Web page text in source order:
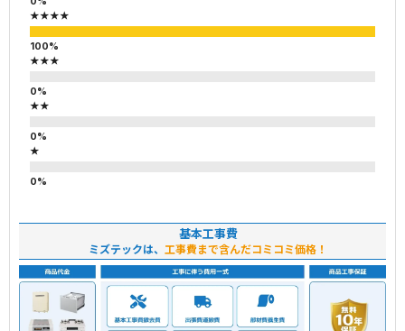
★★★★
★★★
★★
★
基本工事費
ミズテックは、 工事費まで含んだコミコミ価格！